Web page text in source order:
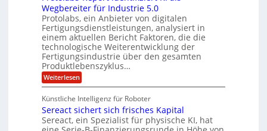
e
i
n
a
m
e
r
i
k
a
e
e
n
t
r
u
m
f
ü
r
3
D
D
r
u
c
f
ü
r
d
e
n
M
a
s
c
h
n
e
n
-
q
u
a
n
t
e
n
k
r
y
p
t
o
g
r
Wegbereiter für Industrie 5.0
Protolabs, ein Anbieter von digitalen
Fertigungsdienstleistungen, analysiert in
einem aktuellen Bericht Faktoren, die die
technologische Weiterentwicklung der
Fertigungsindustrie über den gesamten
Produktlebenszyklus…
Weiterlesen:
P
o
t
o
l
Künstliche Intelligenz für Roboter
Sereact sichert sich frisches Kapital
Sereact, ein Spezialist für physische KI, hat